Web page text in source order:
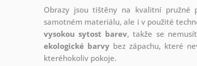
Obrazy jsou tištěny na kvalitní pružné
samotném materiálu, ale i v použité
vysokou sytost barev, takže se
ekologické barvy bez zápachu, které
kteréhokoliv pokoje.